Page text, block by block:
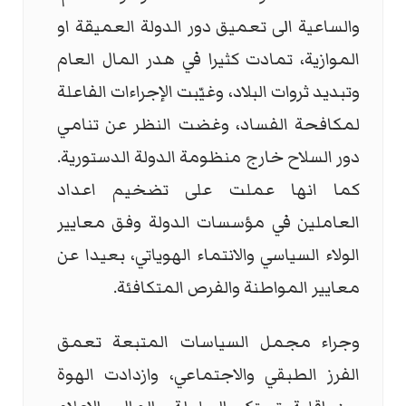
والساعية الى تعميق دور الدولة العميقة او
الموازية، تمادت كثيرا في هدر المال العام
وتبديد ثروات البلاد، وغيّبت الإجراءات الفاعلة
لمكافحة الفساد، وغضت النظر عن تنامي
دور السلاح خارج منظومة الدولة الدستورية.
كما انها عملت على تضخيم اعداد
العاملين في مؤسسات الدولة وفق معايير
الولاء السياسي والانتماء الهوياتي، بعيدا عن
معايير المواطنة والفرص المتكافئة.
وجراء مجمل السياسات المتبعة تعمق
الفرز الطبقي والاجتماعي، وازدادت الهوة